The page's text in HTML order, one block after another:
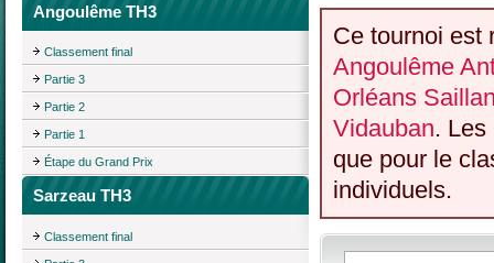
Angoulême TH3
Classement final
Partie 3
Partie 2
Partie 1
Étape du Grand Prix
Sarzeau TH3
Classement final
Ce tournoi est
Angoulême
Orléans
Vidauban.
que pour le
individuels.